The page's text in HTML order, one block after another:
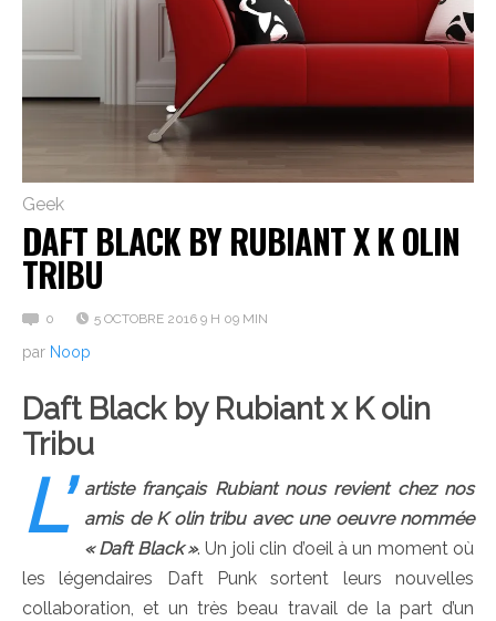
Geek
DAFT BLACK BY RUBIANT X K OLIN
TRIBU
0 5 OCTOBRE 2016 9 H 09 MIN
par Noop
Daft Black by Rubiant x K olin
Tribu
L’
artiste français Rubiant nous revient chez nos
amis de K olin tribu avec une oeuvre nommée
« Daft Black ». Un joli clin d’oeil à un moment où
les légendaires Daft Punk sortent leurs nouvelles
collaboration, et un très beau travail de la part d’un